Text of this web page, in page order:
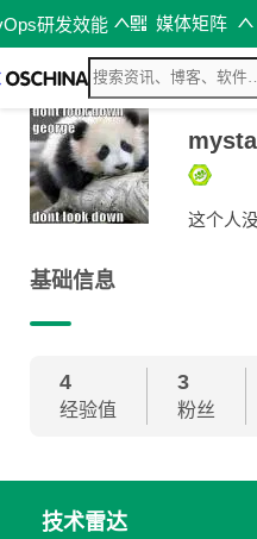
研发效能 媒体矩阵
这个人
基础信息
4
经验值
3
粉丝
技术雷达